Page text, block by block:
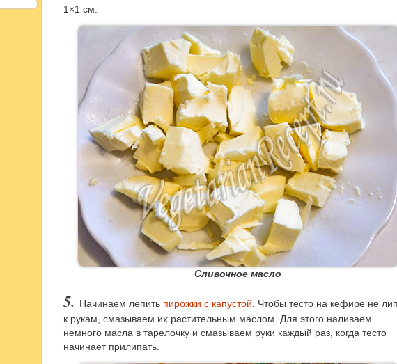
1×1 см.
Сливочное масло
Начинаем лепить пирожки с капустой . Чтобы тесто на кефире не
к рукам, смазываем их растительным маслом. Для этого наливаем
немного масла в тарелочку и смазываем руки каждый раз, когда тесто
начинает прилипать.